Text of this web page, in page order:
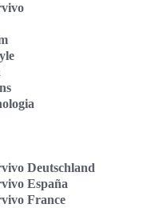
Deutschland
España
France